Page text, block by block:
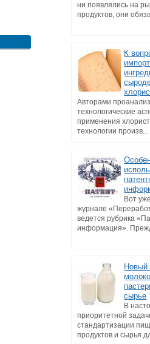
ни появлялись на
продуктов, они
К
Авторами
технологические
применения
технологии произв...
Вот
журнале
ведется рубрика
информация».
Новый
сырье
В
приоритетной
стандартизации
продуктов и сырья